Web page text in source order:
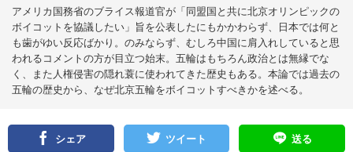
オ
ン
ラ
イ
ン
）
アメリカ国務省のブライス報道官が「同盟国と共に北京オリンピックの
ボイコットを協議したい」旨を公表したにもかかわらず、日本では何と
も歯がゆい反応ばかり。のみならず、むしろ中国に肩入れしていると思
われるコメントの方が目立つ始末。五輪はもちろん政治とは無縁でな
く、また人権侵害の隠れ蓑に使われてきた歴史もある。本論では過去の
五輪の歴史から、なぜ北京五輪をボイコットすべきかを述べる。
シェア ツイート 送る